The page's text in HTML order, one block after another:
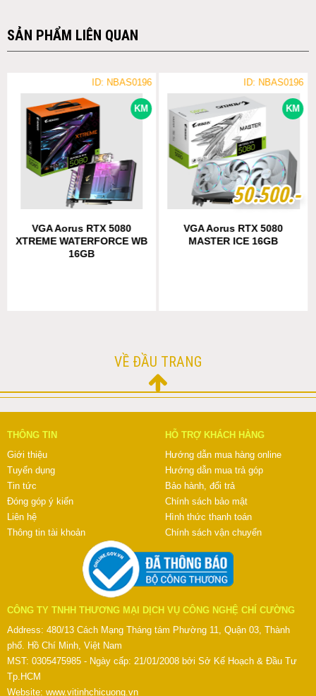
SẢN PHẨM LIÊN QUAN
KM
ID: NBAS0196
VGA Aorus RTX 5080
XTREME WATERFORCE WB
16GB
KM
ID: NBAS0196
50.500.-
50.500.-
VGA Aorus RTX 5080
MASTER ICE 16GB
VỀ ĐẦU TRANG
THÔNG TIN
Giới thiệu
Tuyển dụng
Tin tức
Đóng góp ý kiến
Liên hệ
Thông tin tài khoản
HỖ TRỢ KHÁCH HÀNG
Hướng dẫn mua hàng online
Hướng dẫn mua trả góp
Bảo hành, đổi trả
Chính sách bảo mật
Hình thức thanh toán
Chính sách vận chuyển
CÔNG TY TNHH THƯƠNG MẠI DỊCH VỤ CÔNG NGHỆ CHÍ CƯỜNG
Address: 480/13 Cách Mạng Tháng tám Phường 11, Quận 03, Thành
phố. Hồ Chí Minh, Việt Nam
MST: 0305475985 - Ngày cấp: 21/01/2008 bởi Sở Kế Hoạch & Đầu Tư
Tp.HCM
Website: www.vitinhchicuong.vn